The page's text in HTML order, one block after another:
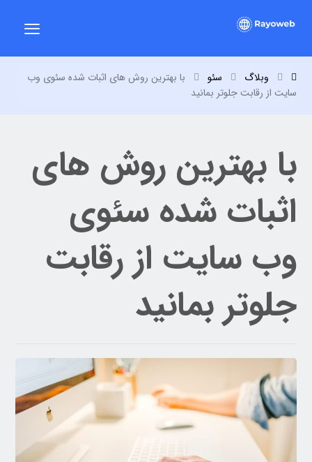
وبلاگ سئو
با بهترین روش های اثبات شده سئوی وب
سایت از رقابت جلوتر بمانید
با بهترین روش های
اثبات شده سئوی
وب سایت از رقابت
جلوتر بمانید